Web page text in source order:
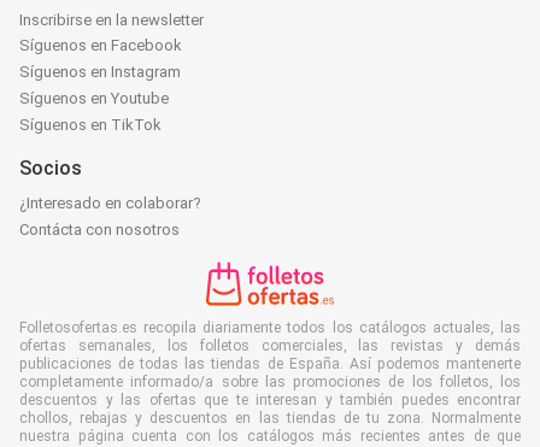
Inscribirse en la newsletter
Síguenos en Facebook
Síguenos en Instagram
Síguenos en Youtube
Síguenos en TikTok
Socios
¿Interesado en colaborar?
Contácta con nosotros
Folletosofertas.es recopila diariamente todos los catálogos actuales, las
ofertas semanales, los folletos comerciales, las revistas y demás
publicaciones de todas las tiendas de España. Así podemos mantenerte
completamente informado/a sobre las promociones de los folletos, los
descuentos y las ofertas que te interesan y también puedes encontrar
chollos, rebajas y descuentos en las tiendas de tu zona. Normalmente
nuestra página cuenta con los catálogos más recientes antes de que